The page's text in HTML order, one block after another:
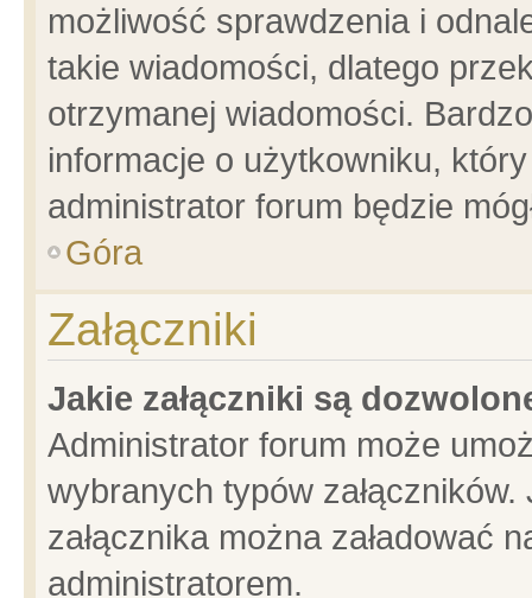
możliwość sprawdzenia i
takie wiadomości, dlatego
otrzymanej wiadomości.
informacje o użytkowniku,
administrator forum będzie
Góra
Załączniki
Jakie załączniki są
Administrator forum może
wybranych typów
załącznika można załadować
administratorem.